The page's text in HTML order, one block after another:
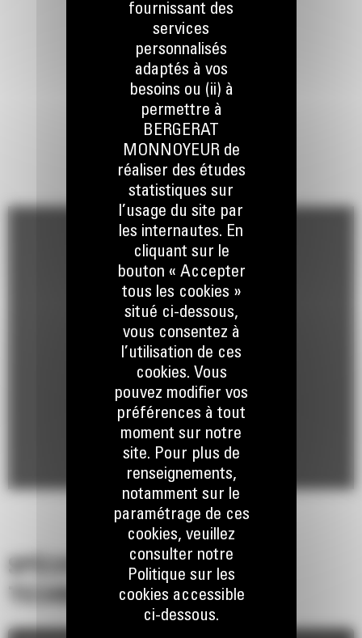
SPÉCIFICATIONS
TECHNIQUES
fournissant des
services
personnalisés
adaptés à vos
besoins ou (ii) à
permettre à
BERGERAT
MONNOYEUR de
réaliser des études
statistiques sur
l’usage du site par
les internautes. En
cliquant sur le
bouton « Accepter
tous les cookies »
situé ci-dessous,
vous consentez à
l’utilisation de ces
cookies. Vous
pouvez modifier vos
préférences à tout
moment sur notre
site. Pour plus de
renseignements,
notamment sur le
paramétrage de ces
cookies, veuillez
consulter notre
Politique sur les
cookies accessible
ci-dessous.